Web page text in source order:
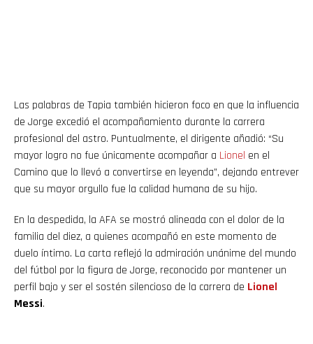
Las palabras de Tapia también hicieron foco en que la influencia
de Jorge excedió el acompañamiento durante la carrera
profesional del astro. Puntualmente, el dirigente añadió: “Su
mayor logro no fue únicamente acompañar a Lionel en el
Camino que lo llevó a convertirse en leyenda”, dejando entrever
que su mayor orgullo fue la calidad humana de su hijo.
En la despedida, la AFA se mostró alineada con el dolor de la
familia del diez, a quienes acompañó en este momento de
duelo íntimo. La carta reflejó la admiración unánime del mundo
del fútbol por la figura de Jorge, reconocido por mantener un
perfil bajo y ser el sostén silencioso de la carrera de Lionel
Messi.